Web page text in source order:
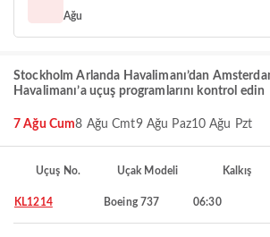
Ağu
Stockholm Arlanda Havalimanı’dan
Havalimanı’a uçuş programlarını kontrol edin
7 Ağu Cum8 Ağu Cmt9 Ağu Paz10 Ağu Pzt
Uçuş No. Uçak Modeli Kalkış
KL1214 Boeing 737 06:30